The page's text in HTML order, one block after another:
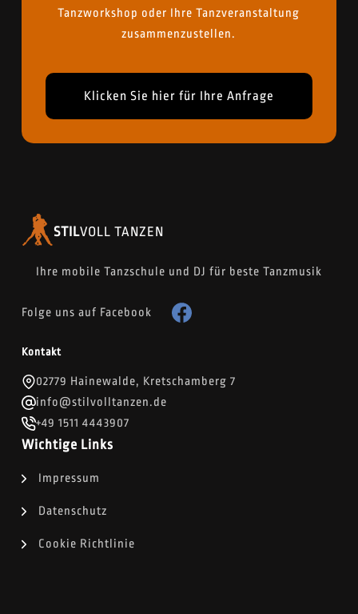
Tanzworkshop oder Ihre Tanzveranstaltung
zusammenzustellen.
Klicken Sie hier für Ihre Anfrage
STILVOLL TANZEN
Ihre mobile Tanzschule und DJ für beste Tanzmusik
Folge uns auf Facebook
Kontakt
02779 Hainewalde, Kretschamberg 7
info@stilvolltanzen.de
+49 1511 4443907
Wichtige Links
Impressum
Datenschutz
Cookie Richtlinie